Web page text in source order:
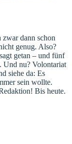
dann schon
genug. Also?
getan – und fünf
Und nu? Volontariat
siehe da: Es
sein wollte.
Bis heute.